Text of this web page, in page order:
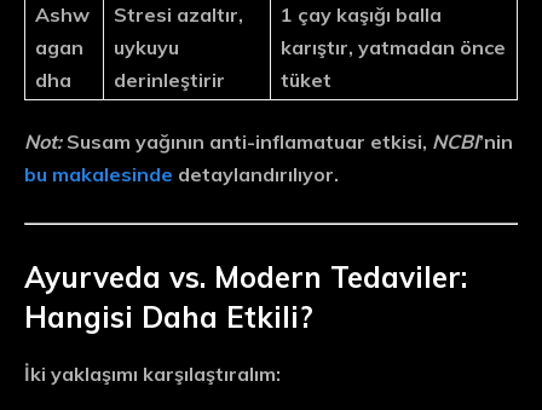
Ashw
agan
dha
Stresi azaltır,
uykuyu
derinleştirir
1 çay kaşığı balla
karıştır, yatmadan önce
tüket
Not:Susam yağının anti-inflamatuar etkisi, NCBI’nin
bu makalesinde detaylandırılıyor.
Ayurveda vs. Modern Tedaviler:
Hangisi Daha Etkili?
İki yaklaşımı karşılaştıralım: